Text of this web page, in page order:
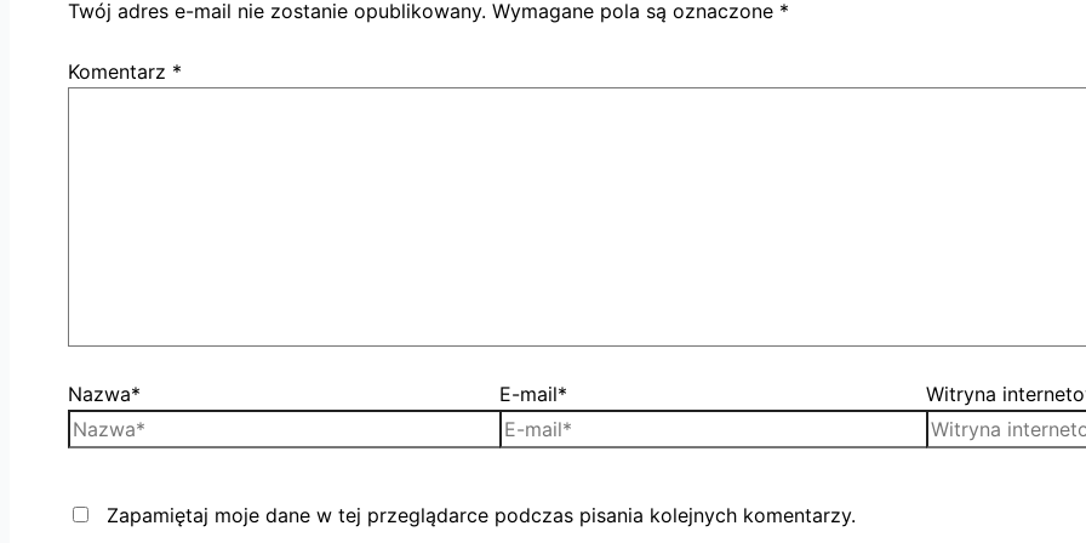
Twój adres e-mail nie zostanie opublikowany. Wymagane pola są oznaczone *
Komentarz *
Nazwa* E-mail* Witryna
Zapamiętaj moje dane w tej przeglądarce podczas pisania kolejnych komentarzy.